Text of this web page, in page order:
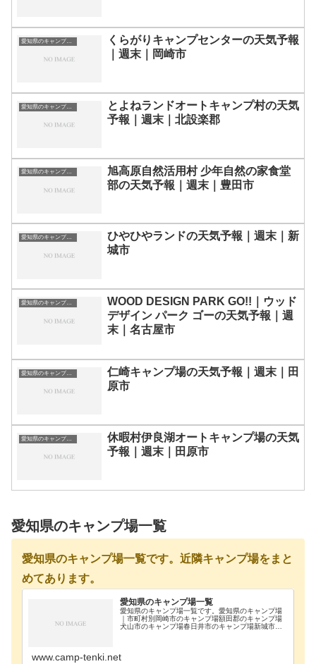
愛知県のキャンプ場一覧
くらがりキャンプセンターの天気予報
｜週末｜岡崎市
愛知県のキャンプ場一覧
とよねランドオートキャンプ村の天気
予報｜週末｜北設楽郡
愛知県のキャンプ場一覧
旭高原自然活用村 少年自然の家食堂
部の天気予報｜週末｜豊田市
愛知県のキャンプ場一覧
ひやひやランドの天気予報｜週末｜新
城市
愛知県のキャンプ場一覧
WOOD DESIGN PARK GO!!｜ウッド
デザイン パーク ゴーの天気予報｜週
末｜名古屋市
愛知県のキャンプ場一覧
仁崎キャンプ場の天気予報｜週末｜田
原市
愛知県のキャンプ場一覧
休暇村伊良湖オートキャンプ場の天気
予報｜週末｜田原市
愛知県のキャンプ場一覧
愛知県のキャンプ場一覧です。近隣キャンプ場をまと
めてあります。
愛知県のキャンプ場一覧
愛知県のキャンプ場一覧です。愛知県のキャンプ場
｜市町村別岡崎市のキャンプ場額田郡のキャンプ場
犬山市のキャンプ場春日井市のキャンプ場新城市の
www.camp-tenki.net